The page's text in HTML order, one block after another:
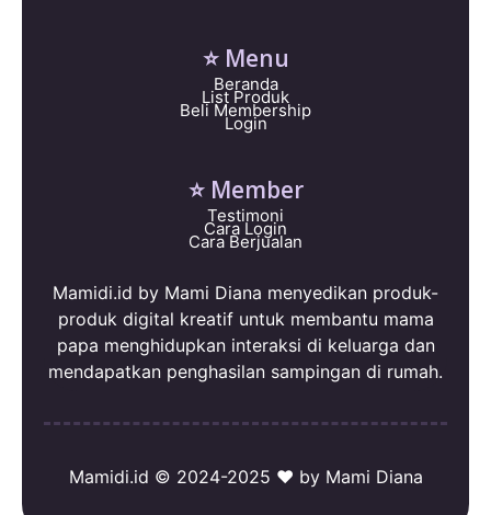
⭐ Menu
Beranda
List Produk
Beli Membership
Login
⭐ Member
Testimoni
Cara Login
Cara Berjualan
Mamidi.id by Mami Diana menyedikan produk-
produk digital kreatif untuk membantu mama
papa menghidupkan interaksi di keluarga dan
mendapatkan penghasilan sampingan di rumah.
Mamidi.id © 2024-2025 ❤️ by Mami Diana